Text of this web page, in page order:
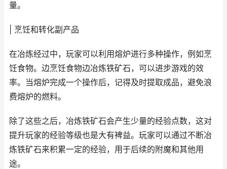
量。
| 烹饪和转化副产品
在冶炼经过中，玩家可以利用熔炉进行多种操作，例如烹
饪食物。边烹饪食物边冶炼铁矿石，可以进步游戏的效
率。当熔炉完成一个操作后，记得及时提取成品，避免浪
费熔炉的燃料。
除了这些之后，冶炼铁矿石会产生少量的经验点数，这对
提升玩家的经验等级也是大有裨益。玩家可以通过不断冶
炼铁矿石来积累一定的经验，用于后续的附魔和其他用
途。